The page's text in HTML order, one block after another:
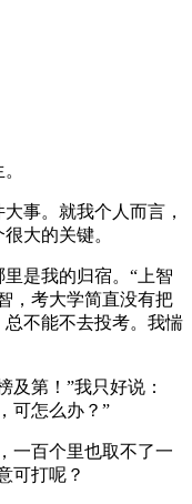
事。就我个人而言，
大的关键。
是我的归宿。“上智
，考大学简直没有把
不能不去投考。我惴
及第！”我只好说：
可怎么办？”
一百个里也取不了一
可打呢？